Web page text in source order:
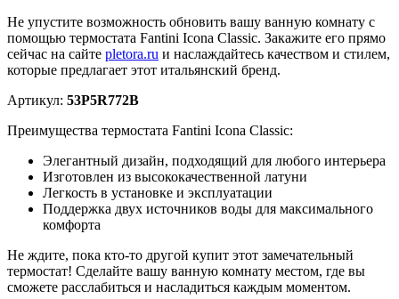
Не упустите возможность обновить вашу ванную комнату с
помощью термостата Fantini Icona Classic. Закажите его прямо
сейчас на сайте pletora.ru и наслаждайтесь качеством и стилем,
которые предлагает этот итальянский бренд.
Артикул: 53P5R772B
Преимущества термостата Fantini Icona Classic:
Элегантный дизайн, подходящий для любого интерьера
Изготовлен из высококачественной латуни
Легкость в установке и эксплуатации
Поддержка двух источников воды для максимального
комфорта
Не ждите, пока кто-то другой купит этот замечательный
термостат! Сделайте вашу ванную комнату местом, где вы
сможете расслабиться и насладиться каждым моментом.